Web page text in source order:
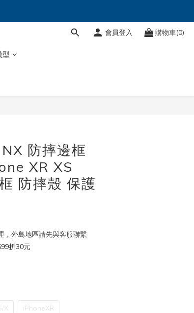
會員登入 購物車(0)
型
防摔邊框
XR XS
防摔殼 保護
，外島地區請先與客服聯繫
折30元
X iPhoneXR